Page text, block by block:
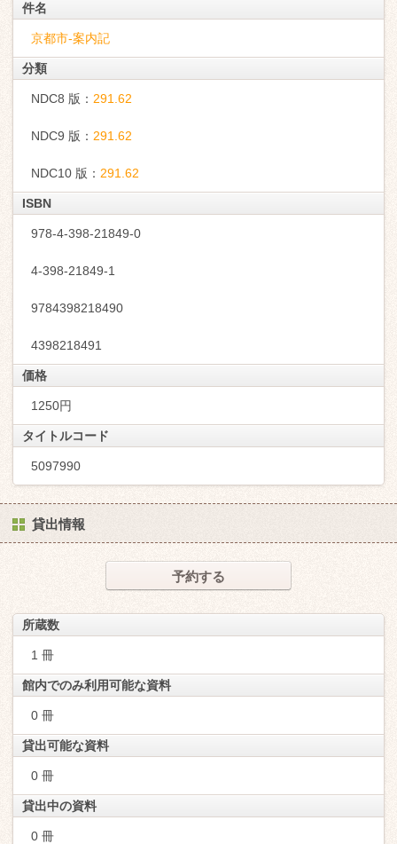
件名
京都市-案内記
分類
NDC8 版： 291.62
NDC9 版： 291.62
NDC10 版： 291.62
ISBN
978-4-398-21849-0
4-398-21849-1
9784398218490
4398218491
価格
1250円
タイトルコード
5097990
貸出情報
予約する
所蔵数
1 冊
館内でのみ利用可能な資料
0 冊
貸出可能な資料
0 冊
貸出中の資料
0 冊